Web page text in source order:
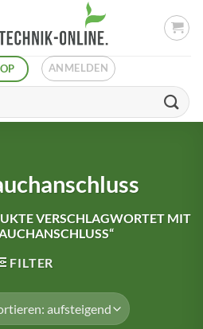
ANMELDEN
VERSCHLAGWORTET MIT
FILTER